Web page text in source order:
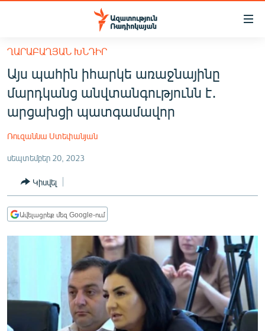
Մատչելիության
հիմնական
բովանդակությանը
Անցնել
հիմնական
մենյուին
ՀԱՅԱՍՏԱՆ
ՔԱՂԱՔԱԿԱՆ
ՏՆՏԵՍՈՒԹՅՈՒՆ
ՂԱՐԱԲԱՂ
ՄԻՋԱԶԳԱՅԻՆ
ՄՇԱԿՈՒՅԹ
ՂԱՐԱԲԱՂՅԱՆ ԽՆԴԻՐ
Այս պահին իհարկե առաջնայինը
մարդկանց անվտանգությունն է․
արցախցի պատգամավոր
Ռուզաննա Ստեփանյան
սեպտեմբեր 20, 2023
Կիսվել
Ավելացրեք մեզ Google-ում